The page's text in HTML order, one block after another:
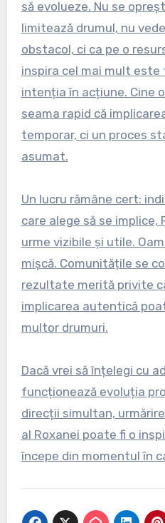
să evolueze. Nu se
limitează drumul, nu
obstacol, ci ca pe o
inspira cel mai mult
intenția în acțiune. Cine
seama rapid că
temporar, ci un proces
asumat.
Un lucru rămâne cert:
care alege să se implice,
urme vizibile și utile.
mișcă. Comunitățile se
rezultate merită privite
implicarea autentică
multor drumuri.
Dacă vrei să înțelegi cu
funcționează evoluția
direcții simultan,
al Roxanei poate fi o
începe din momentul în